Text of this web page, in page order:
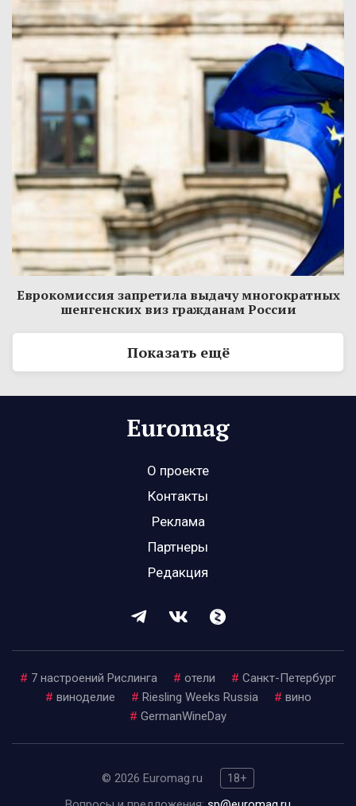
Еврокомиссия запретила выдачу многократных
шенгенских виз гражданам России
Показать ещё
О проекте
Контакты
Реклама
Партнеры
Редакция
# 7 настроений Рислинга # отели # Санкт-Петербург
# виноделие # Riesling Weeks Russia # вино
# GermanWineDay
© 2026 Euromag.ru
18+